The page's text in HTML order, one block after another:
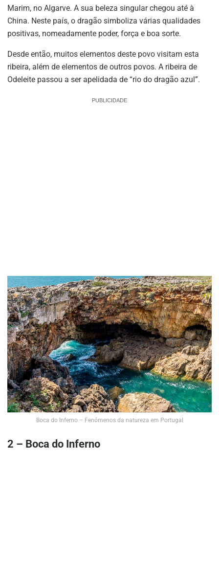
Marim, no Algarve. A sua beleza singular chegou até à
China. Neste país, o dragão simboliza várias qualidades
positivas, nomeadamente poder, força e boa sorte.
Desde então, muitos elementos deste povo visitam esta
ribeira, além de elementos de outros povos. A ribeira de
Odeleite passou a ser apelidada de “rio do dragão azul”.
PUBLICIDADE
Boca do Inferno – Fenómenos da natureza em Portugal
2 – Boca do Inferno